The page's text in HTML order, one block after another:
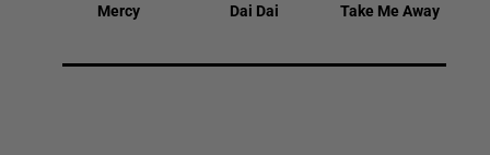
Mercy Dai Dai Take Me Away